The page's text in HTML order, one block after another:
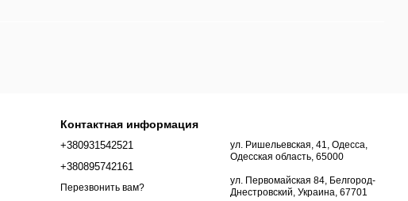
Контактная информация
+380931542521
+380895742161
Перезвонить вам?
ул. Ришельевская, 41, Одесса,
Одесская область, 65000
ул. Первомайская 84, Белгород-
Днестровский, Украина, 67701